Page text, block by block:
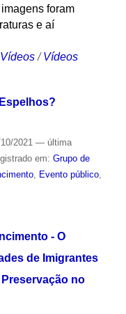
foram
e aí
Vídeos /Vídeos
2021 — última
em: Grupo de
, Evento público,
- O
de Imigrantes
no